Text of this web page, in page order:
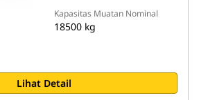
Kapasitas Muatan Nominal
18500 kg
Lihat Detail